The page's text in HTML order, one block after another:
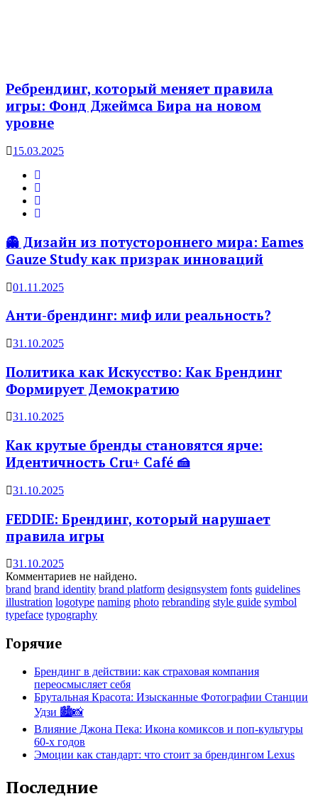
Ребрендинг, который меняет правила
игры: Фонд Джеймса Бира на новом
уровне
15.03.2025
👻 Дизайн из потустороннего мира: Eames
Gauze Study как призрак инноваций
01.11.2025
Анти-брендинг: миф или реальность?
31.10.2025
Политика как Искусство: Как Брендинг
Формирует Демократию
31.10.2025
Как крутые бренды становятся ярче:
Идентичность Cru+ Café 🍰
31.10.2025
FEDDIE: Брендинг, который нарушает
правила игры
31.10.2025
Комментариев не найдено.
brand brand identity brand platform designsystem fonts guidelines
illustration logotype naming photo rebranding style guide symbol
typeface typography
Горячие
Брендинг в действии: как страховая компания
переосмысляет себя
Брутальная Красота: Изысканные Фотографии Станции
Удзи 🏙️📸
Влияние Джона Пека: Икона комиксов и поп-культуры
60-х годов
Эмоции как стандарт: что стоит за брендингом Lexus
Последние